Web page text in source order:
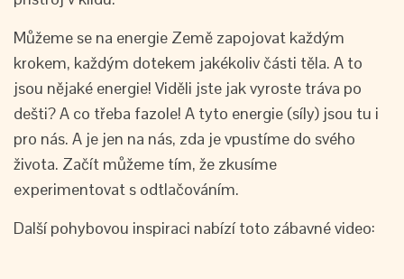
Můžeme se na energie Země zapojovat každým
krokem, každým dotekem jakékoliv části těla. A to
jsou nějaké energie! Viděli jste jak vyroste tráva po
dešti? A co třeba fazole! A tyto energie (síly) jsou tu i
pro nás. A je jen na nás, zda je vpustíme do svého
života. Začít můžeme tím, že zkusíme
experimentovat s odtlačováním.
Další pohybovou inspiraci nabízí toto zábavné video: